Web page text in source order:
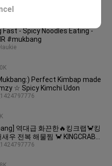
Fast - Spicy Noodles Eating -
#mukbang
Perfect Kimbap made
☆ Spicy Kimchi Udon
역대급 화끈한🔥킹크랩🦀킹
우 전복 해물찜 🦀 KINGCRAB
ASMR Ssoyoung